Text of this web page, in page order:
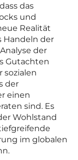
das
und
Realität
Handeln der
der
Gutachten
sozialen
der
einen
sind. Es
Wohlstand
im globalen